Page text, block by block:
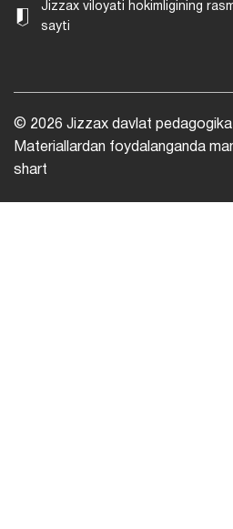
Jizzax viloyati hokimligining
sayti
© 2026 Jizzax davlat
Materiallardan foydalanganda
shart